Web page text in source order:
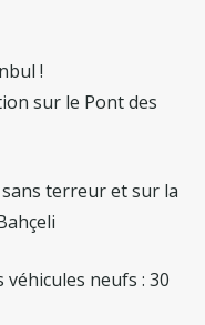
!
sur le Pont des
terreur et sur la
neufs : 30